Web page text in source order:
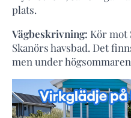
plats.
Vägbeskrivning: Kör mot
Skanörs havsbad. Det
men under